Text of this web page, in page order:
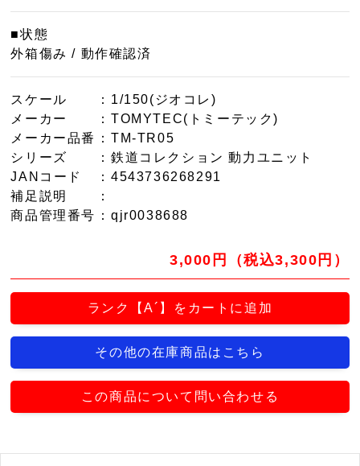
■状態
外箱傷み / 動作確認済
スケール
：1/150(ジオコレ)
メーカー
：TOMYTEC(トミーテック)
メーカー品番
：TM-TR05
シリーズ
：鉄道コレクション 動力ユニット
JANコード
：4543736268291
補足説明
：
商品管理番号 ：qjr0038688
3,000円（税込3,300円）
ランク【A´】をカートに追加
その他の在庫商品はこちら
この商品について問い合わせる